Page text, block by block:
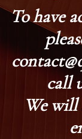
To have
call
We will